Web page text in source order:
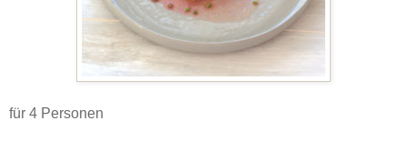
für 4 Personen